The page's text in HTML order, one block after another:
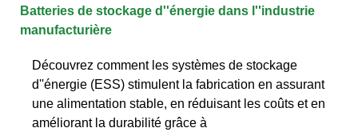
Batteries de stockage d''énergie dans l''industrie
manufacturière
Découvrez comment les systèmes de stockage
d''énergie (ESS) stimulent la fabrication en assurant
une alimentation stable, en réduisant les coûts et en
améliorant la durabilité grâce à